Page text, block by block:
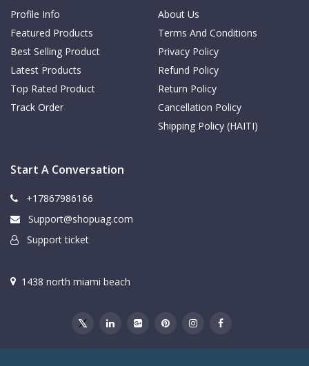
Profile Info
Featured Products
Best Selling Product
Latest Products
Top Rated Product
Track Order
About Us
Terms And Conditions
Privacy Policy
Refund Policy
Return Policy
Cancellation Policy
Shipping Policy (HAITI)
Start A Conversation
+17867986166
Support@shopuag.com
Support ticket
1438 north miami beach